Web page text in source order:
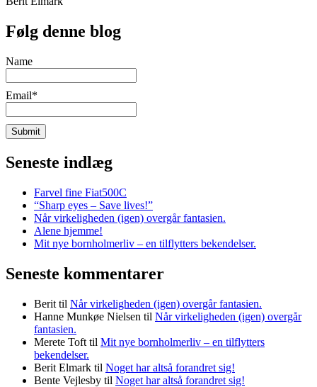
Følg denne blog
Name
Email*
Seneste indlæg
Farvel fine Fiat500C
“Sharp eyes – Save lives!”
Når virkeligheden (igen) overgår fantasien.
Alene hjemme!
Mit nye bornholmerliv – en tilflytters bekendelser.
Seneste kommentarer
Berit til Når virkeligheden (igen) overgår fantasien.
Hanne Munkøe Nielsen til Når virkeligheden (igen) overgår
fantasien.
Merete Toft til Mit nye bornholmerliv – en tilflytters
bekendelser.
Berit Elmark til Noget har altså forandret sig!
Bente Vejlesby til Noget har altså forandret sig!